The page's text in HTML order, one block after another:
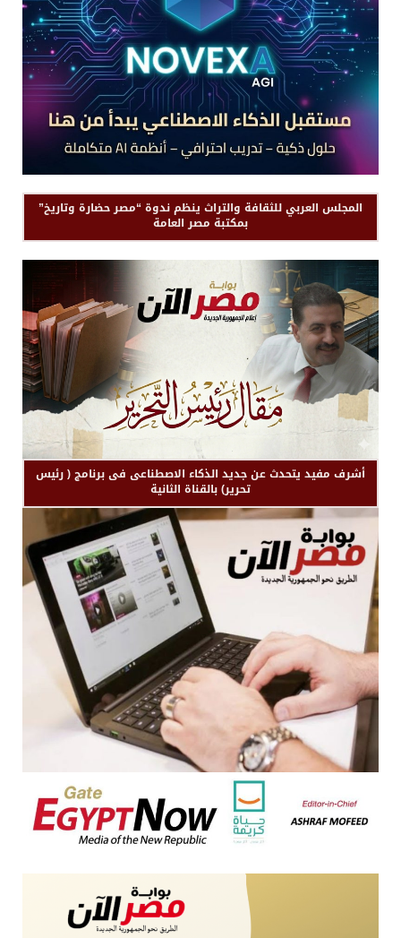
المجلس العربي للثقافة والتراث ينظم ندوة “مصر حضارة وتاريخ”
بمكتبة مصر العامة
أشرف مفيد يتحدث عن جديد الذكاء الاصطناعى فى برنامج ( رئيس
تحرير) بالقناة الثانية